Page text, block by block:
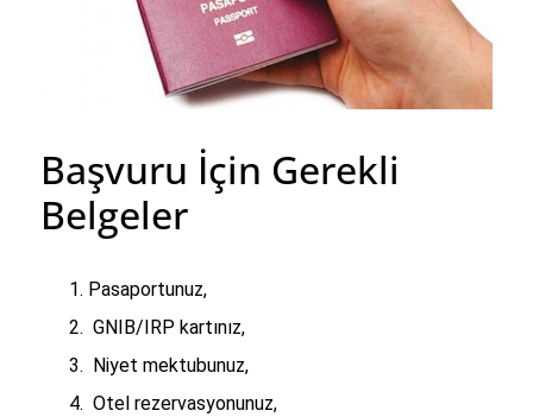
Başvuru İçin Gerekli
Belgeler
Pasaportunuz,
GNIB/IRP kartınız,
Niyet mektubunuz,
Otel rezervasyonunuz,